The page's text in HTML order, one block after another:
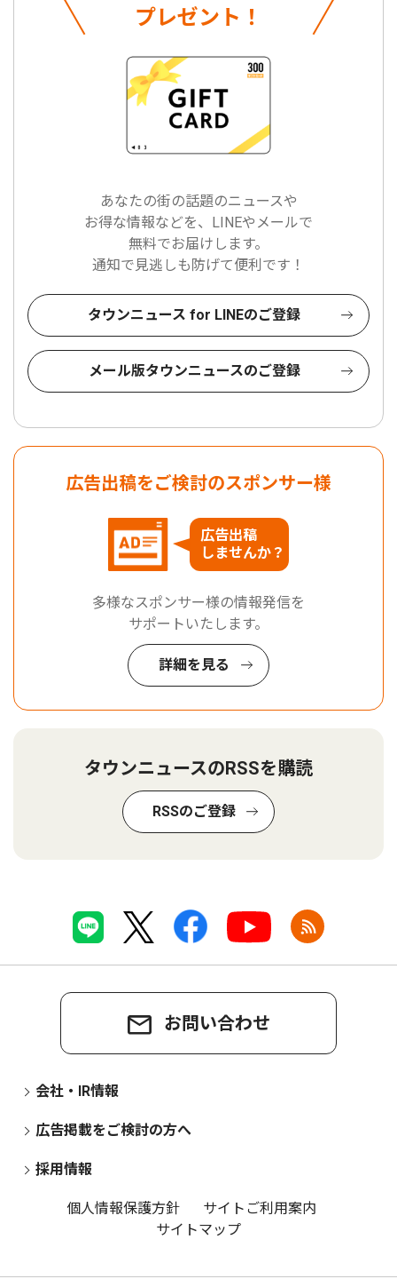
プレゼント！
あなたの街の話題のニュースや
お得な情報などを、LINEやメールで
無料でお届けします。
通知で見逃しも防げて便利です！
タウンニュース for LINEのご登録
メール版タウンニュースのご登録
広告出稿をご検討のスポンサー様
広告出稿
しませんか？
多様なスポンサー様の情報発信を
サポートいたします。
詳細を見る
タウンニュースのRSSを購読
RSSのご登録
お問い合わせ
会社・IR情報
広告掲載をご検討の方へ
採用情報
個人情報保護方針
サイトご利用案内
サイトマップ